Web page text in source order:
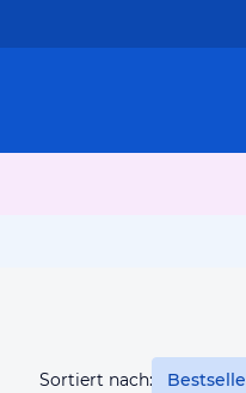
Sortiert nach: